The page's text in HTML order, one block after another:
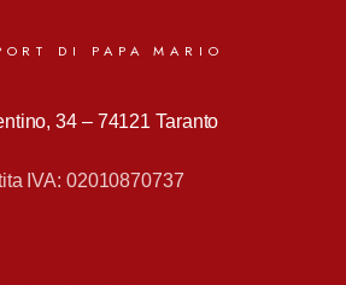
DI PAPA MARIO
34 – 74121 Taranto
IVA: 02010870737